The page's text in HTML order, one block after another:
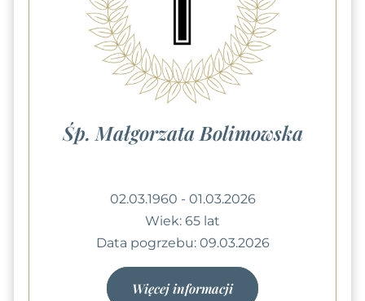
Śp. Małgorzata Bolimowska
02.03.1960 - 01.03.2026
Wiek: 65 lat
Data pogrzebu: 09.03.2026
Więcej informacji